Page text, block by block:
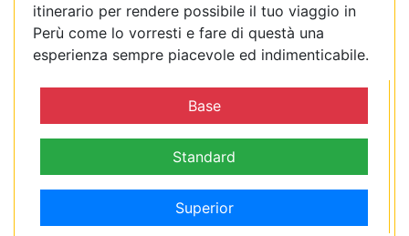
itinerario per rendere possibile il tuo viaggio in
Perù come lo vorresti e fare di questà una
esperienza sempre piacevole ed indimenticabile.
Base
Standard
Superior